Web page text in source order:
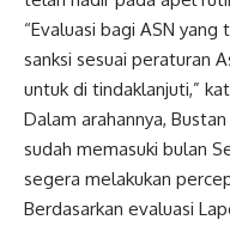
“Evaluasi bagi ASN
sanksi sesuai peraturan
untuk di tindaklanjuti,”
Dalam arahannya,
sudah memasuki bulan
segera melakukan
Berdasarkan evaluasi